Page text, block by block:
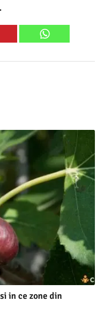
in ce zone din